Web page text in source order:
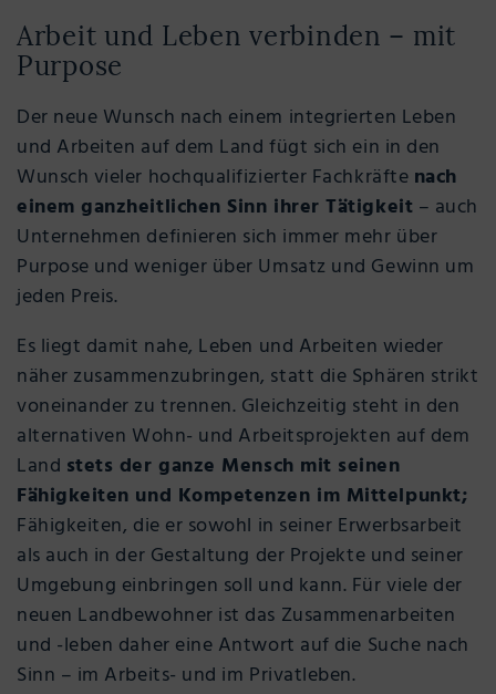
Arbeit und Leben verbinden – mit
Purpose
Der neue Wunsch nach einem integrierten Leben
und Arbeiten auf dem Land fügt sich ein in den
Wunsch vieler hochqualifizierter Fachkräfte nach
einem ganzheitlichen Sinn ihrer Tätigkeit – auch
Unternehmen definieren sich immer mehr über
Purpose und weniger über Umsatz und Gewinn um
jeden Preis.
Es liegt damit nahe, Leben und Arbeiten wieder
näher zusammenzubringen, statt die Sphären strikt
voneinander zu trennen. Gleichzeitig steht in den
alternativen Wohn- und Arbeitsprojekten auf dem
Land stets der ganze Mensch mit seinen
Fähigkeiten und Kompetenzen im Mittelpunkt;
Fähigkeiten, die er sowohl in seiner Erwerbsarbeit
als auch in der Gestaltung der Projekte und seiner
Umgebung einbringen soll und kann. Für viele der
neuen Landbewohner ist das Zusammenarbeiten
und -leben daher eine Antwort auf die Suche nach
Sinn – im Arbeits- und im Privatleben.